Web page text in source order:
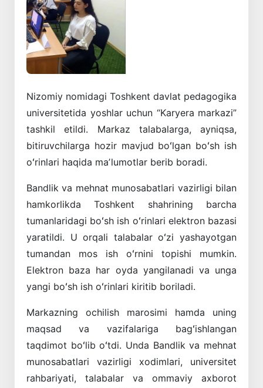
Oldingi
Nizomiy nomidagi Toshkent davlat pedagogika
universitetida yoshlar uchun “Karyera markazi”
tashkil etildi. Markaz talabalarga, ayniqsa,
bitiruvchilarga hozir mavjud boʻlgan boʻsh ish
oʻrinlari haqida maʼlumotlar berib boradi.
Bandlik va mehnat munosabatlari vazirligi bilan
hamkorlikda Toshkent shahrining barcha
tumanlaridagi boʻsh ish oʻrinlari elektron bazasi
yaratildi. U orqali talabalar oʻzi yashayotgan
tumandan mos ish oʻrnini topishi mumkin.
Elektron baza har oyda yangilanadi va unga
yangi boʻsh ish oʻrinlari kiritib boriladi.
Markazning ochilish marosimi hamda uning
maqsad va vazifalariga bagʻishlangan
taqdimot boʻlib oʻtdi. Unda Bandlik va mehnat
munosabatlari vazirligi xodimlari, universitet
rahbariyati, talabalar va ommaviy axborot